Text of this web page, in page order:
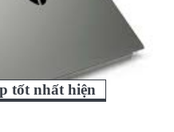
tốt nhất hiện